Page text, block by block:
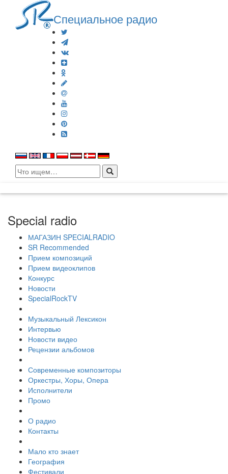
Специальное радио
Search
for:
Special radio
МАГАЗИН SPECIALRADIO
SR Recommended
Прием композиций
Прием видеоклипов
Конкурс
Новости
SpecialRockTV
Музыкальный Лексикон
Интервью
Новости видео
Рецензии альбомов
Современные композиторы
Оркестры, Хоры, Опера
Исполнители
Промо
О радио
Контакты
Мало кто знает
География
Фестивали